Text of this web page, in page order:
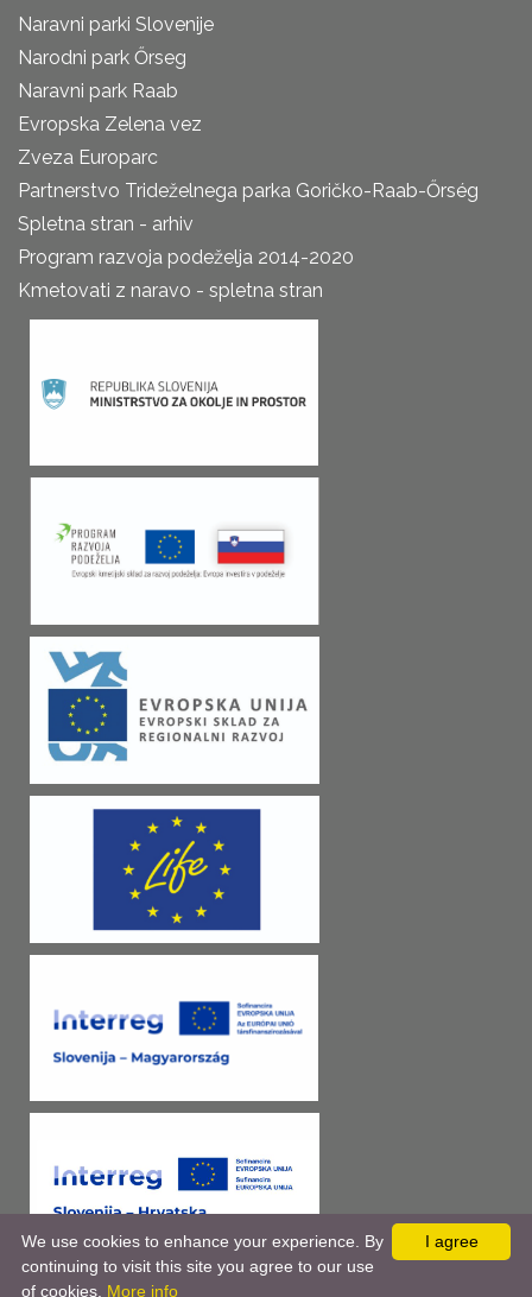
Naravni parki Slovenije
Narodni park Őrseg
Naravni park Raab
Evropska Zelena vez
Zveza Europarc
Partnerstvo Trideželnega parka Goričko-Raab-Őrség
Spletna stran - arhiv
Program razvoja podeželja 2014-2020
Kmetovati z naravo - spletna stran
I agree
We use cookies to enhance your experience. By
continuing to visit this site you agree to our use
of cookies. More info